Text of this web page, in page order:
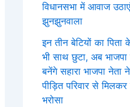
विधानसभा में आवाज
झुनझुनवाला
इन तीन बेटियों का पिता
भी साथ छुटा, अब भाजपा
बनेंगे सहारा भाजपा नेता
पीड़ित परिवार से
भरोसा